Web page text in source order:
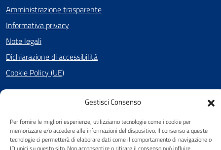
Gestisci Consenso
Per fornire le migliori esperienze, utilizziamo tecnologie come i cookie per
memorizzare e/o accedere alle informazioni del dispositivo. Il consenso a queste
tecnologie ci permetterà di elaborare dati come il comportamento di navigazione o
Amministrazione trasparente
Informativa privacy
Note legali
Dichiarazione di accessibilità
Cookie Policy (UE)
Facebook